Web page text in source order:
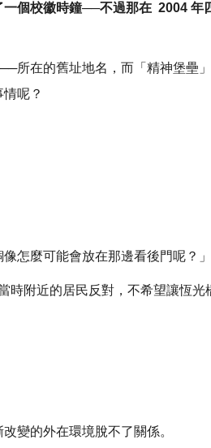
個校徽時鐘──不過那在 2004 年
所在的舊址地名，而「精神堡壘
呢？
怎麼可能會放在那邊看後門呢？」
附近的居民反對，不希望讓恆光
變的外在環境脫不了關係。